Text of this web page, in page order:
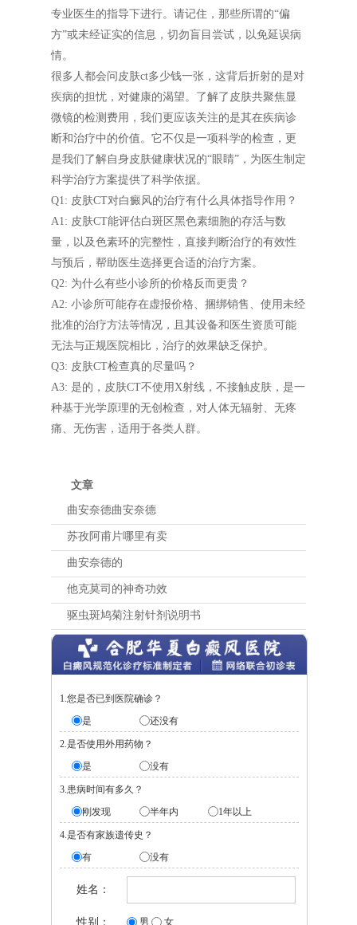
专业医生的指导下进行。请记住，那些所谓的“偏
方”或未经证实的信息，切勿盲目尝试，以免延误病
情。
很多人都会问皮肤ct多少钱一张，这背后折射的是对
疾病的担忧，对健康的渴望。了解了皮肤共聚焦显
微镜的检测费用，我们更应该关注的是其在疾病诊
断和治疗中的价值。它不仅是一项科学的检查，更
是我们了解自身皮肤健康状况的“眼睛”，为医生制定
科学治疗方案提供了科学依据。
Q1: 皮肤CT对白癜风的治疗有什么具体指导作用？
A1: 皮肤CT能评估白斑区黑色素细胞的存活与数
量，以及色素环的完整性，直接判断治疗的有效性
与预后，帮助医生选择更合适的治疗方案。
Q2: 为什么有些小诊所的价格反而更贵？
A2: 小诊所可能存在虚报价格、捆绑销售、使用未经
批准的治疗方法等情况，且其设备和医生资质可能
无法与正规医院相比，治疗的效果缺乏保护。
Q3: 皮肤CT检查真的尽量吗？
A3: 是的，皮肤CT不使用X射线，不接触皮肤，是一
种基于光学原理的无创检查，对人体无辐射、无疼
痛、无伤害，适用于各类人群。
文章
曲安奈德曲安奈德
苏孜阿甫片哪里有卖
曲安奈德的
他克莫司的神奇功效
驱虫斑鸠菊注射针剂说明书
1.您是否已到医院确诊？
是
还没有
2.是否使用外用药物？
是
没有
3.患病时间有多久？
刚发现
半年内 1年以上
4.是否有家族遗传史？
有
没有
姓名：
性别： 男 女